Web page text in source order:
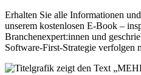
Erhalten Sie alle Informationen
unserem kostenlosen E-Book –
Branchenexpert:innen und
Software-First-Strategie verfolgen